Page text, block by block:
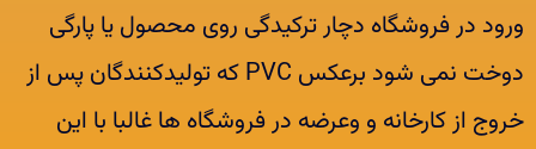
ورود در فروشگاه دچار ترکیدگی روی محصول یا پارگی
دوخت نمی شود برعکس PVC که تولیدکنندگان پس از
خروج از کارخانه و وعرضه در فروشگاه ها غالبا با این